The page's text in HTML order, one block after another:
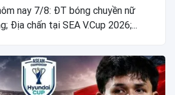
nay 7/8: ĐT bóng chuyền nữ
Địa chấn tại SEA V.Cup 2026;...